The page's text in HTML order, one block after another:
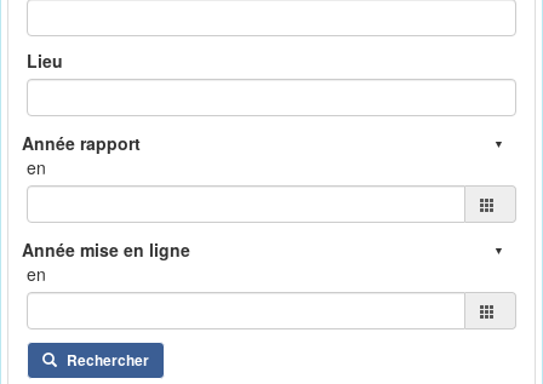
Lieu
en
en
Rechercher